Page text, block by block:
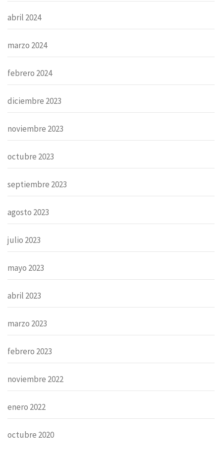
abril 2024
marzo 2024
febrero 2024
diciembre 2023
noviembre 2023
octubre 2023
septiembre 2023
agosto 2023
julio 2023
mayo 2023
abril 2023
marzo 2023
febrero 2023
noviembre 2022
enero 2022
octubre 2020